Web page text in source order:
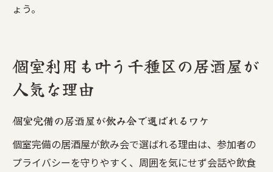
ょう。
個室利用も叶う千種区の居酒屋が
人気な理由
個室完備の居酒屋が飲み会で選ばれるワケ
個室完備の居酒屋が飲み会で選ばれる理由は、参加者の
プライバシーを守りやすく、周囲を気にせず会話や飲食